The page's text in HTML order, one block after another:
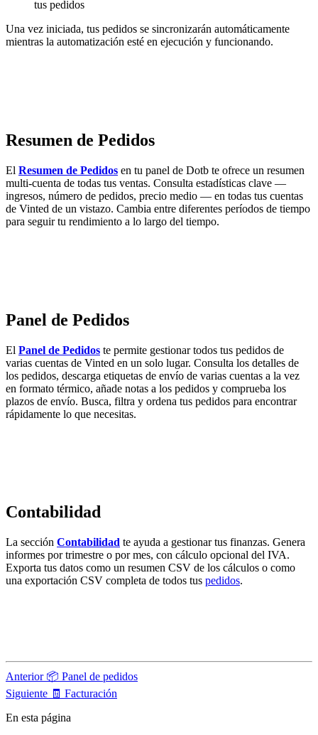
tus pedidos
Una vez iniciada, tus pedidos se sincronizarán automáticamente
mientras la automatización esté en ejecución y funcionando.
Resumen de Pedidos
El Resumen de Pedidos en tu panel de Dotb te ofrece un resumen
multi-cuenta de todas tus ventas. Consulta estadísticas clave —
ingresos, número de pedidos, precio medio — en todas tus cuentas
de Vinted de un vistazo. Cambia entre diferentes períodos de tiempo
para seguir tu rendimiento a lo largo del tiempo.
Panel de Pedidos
El Panel de Pedidos te permite gestionar todos tus pedidos de
varias cuentas de Vinted en un solo lugar. Consulta los detalles de
los pedidos, descarga etiquetas de envío de varias cuentas a la vez
en formato térmico, añade notas a los pedidos y comprueba los
plazos de envío. Busca, filtra y ordena tus pedidos para encontrar
rápidamente lo que necesitas.
Contabilidad
La sección Contabilidad te ayuda a gestionar tus finanzas. Genera
informes por trimestre o por mes, con cálculo opcional del IVA.
Exporta tus datos como un resumen CSV de los cálculos o como
una exportación CSV completa de todos tus pedidos.
Anterior 📦 Panel de pedidos
Siguiente 🧾 Facturación
En esta página